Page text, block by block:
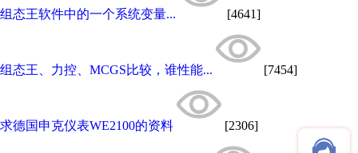
组态王软件中的一个系统变量... [4641]
组态王、力控、MCGS比较，谁性能... [7454]
求德国申克仪表WE2100的资料 [2306]